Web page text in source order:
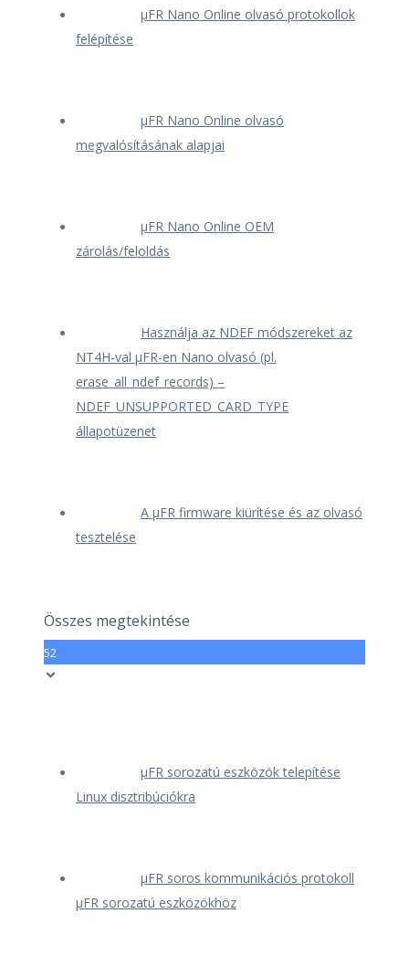
μFR Nano Online olvasó protokollok
felépítése
μFR Nano Online olvasó
megvalósításának alapjai
μFR Nano Online OEM
zárolás/feloldás
Használja az NDEF módszereket az
NT4H-val μFR-en Nano olvasó (pl.
erase_all_ndef_records) –
NDEF_UNSUPPORTED_CARD_TYPE
állapotüzenet
A μFR firmware kiürítése és az olvasó
tesztelése
Összes megtekintése
52
μFR sorozatú eszközök telepítése
Linux disztribúciókra
μFR soros kommunikációs protokoll
μFR sorozatú eszközökhöz